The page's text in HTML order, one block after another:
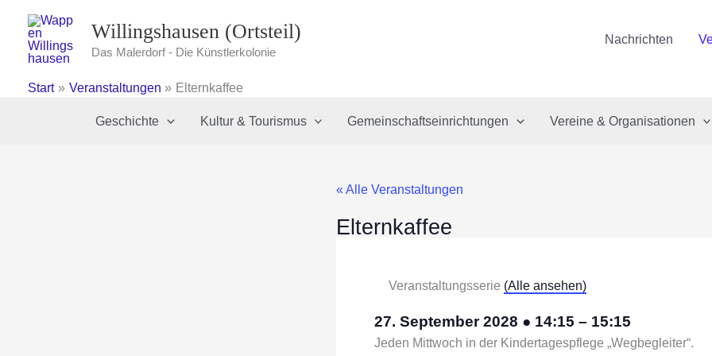
Inhalt
springen
Willingshausen (Ortsteil)
Das Malerdorf - Die Künstlerkolonie
Nachrichten
Start Veranstaltungen Elternkaffee
Geschichte Kultur & Tourismus Gemeinschaftseinrichtungen Vereine & Organisationen
« Alle Veranstaltungen
Elternkaffee
Veranstaltungsserie (Alle ansehen)
27. September 2028 ● 14:15 – 15:15
Jeden Mittwoch in der Kindertagespflege „Wegbegleiter“.